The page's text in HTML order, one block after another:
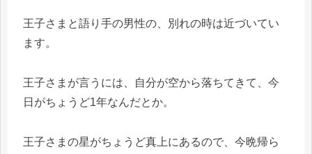
王子さまと語り手の男性の、別れの時は近づいてい
ます。
王子さまが言うには、自分が空から落ちてきて、今
日がちょうど1年なんだとか。
王子さまの星がちょうど真上にあるので、今晩帰ら